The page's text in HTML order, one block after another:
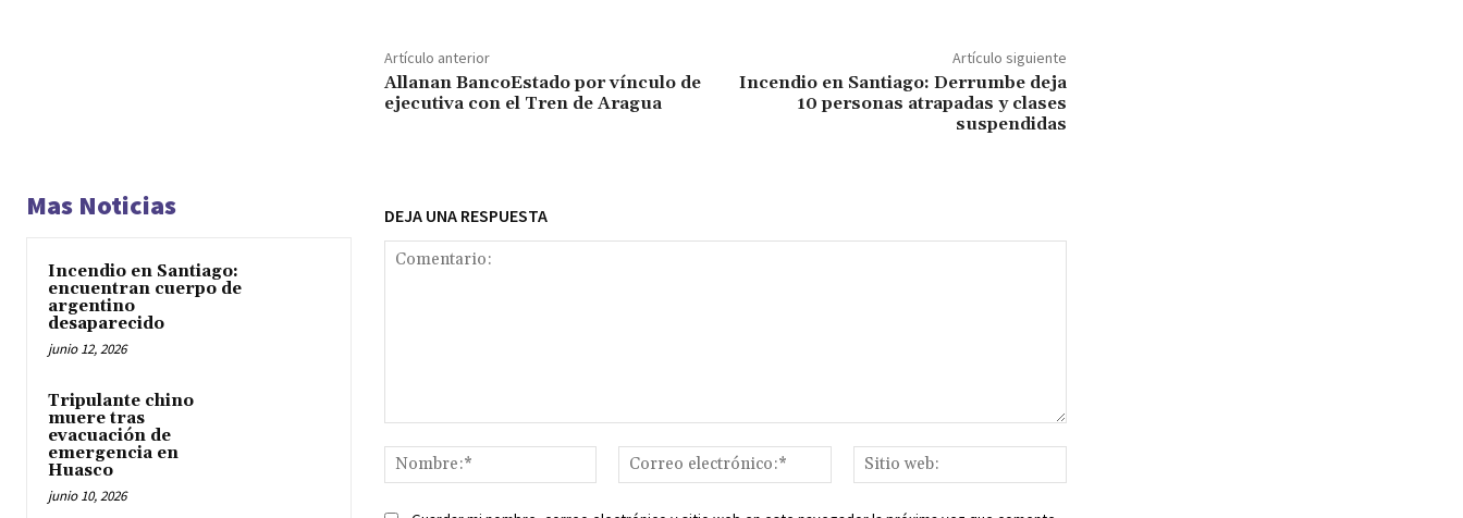
Artículo anterior
Allanan BancoEstado por vínculo de
ejecutiva con el Tren de Aragua
Artículo siguiente
Incendio en Santiago: Derrumbe deja
10 personas atrapadas y clases
suspendidas
Mas Noticias
Incendio en Santiago:
encuentran cuerpo de
argentino
desaparecido
junio 12, 2026
Tripulante chino
muere tras
evacuación de
emergencia en
Huasco
junio 10, 2026
DEJA UNA RESPUESTA
Nombre:*
Correo
electrónico:*
web: